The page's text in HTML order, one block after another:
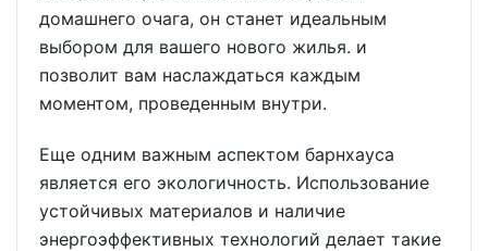
домашнего очага, он станет идеальным
выбором для вашего нового жилья. и
позволит вам наслаждаться каждым
моментом, проведенным внутри.
Еще одним важным аспектом барнхауса
является его экологичность. Использование
устойчивых материалов и наличие
энергоэффективных технологий делает такие